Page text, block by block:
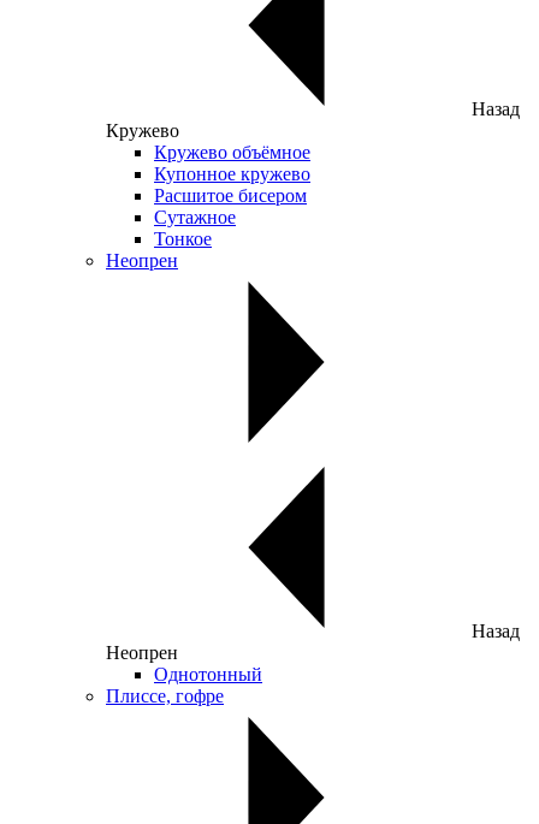
Назад
Кружево
Кружево объёмное
Купонное кружево
Расшитое бисером
Сутажное
Тонкое
Неопрен
Назад
Неопрен
Однотонный
Плиссе, гофре